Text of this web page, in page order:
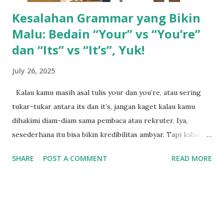
Kesalahan Grammar yang Bikin
Malu: Bedain “Your” vs “You’re”
dan “Its” vs “It’s”, Yuk!
July 26, 2025
Kalau kamu masih asal tulis your dan you’re, atau sering
tukar-tukar antara its dan it’s, jangan kaget kalau kamu
dihakimi diam-diam sama pembaca atau rekruter. Iya,
sesederhana itu bisa bikin kredibilitas ambyar. Tapi kabar
polanya. Pahami Dulu Fungsi Tersembunyi dari Tanda
SHARE POST A COMMENT READ MORE